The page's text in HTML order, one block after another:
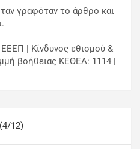
γραφόταν το άρθρο και
| Κίνδυνος εθισμού &
βοήθειας ΚΕΘΕΑ: 1114 |
12)